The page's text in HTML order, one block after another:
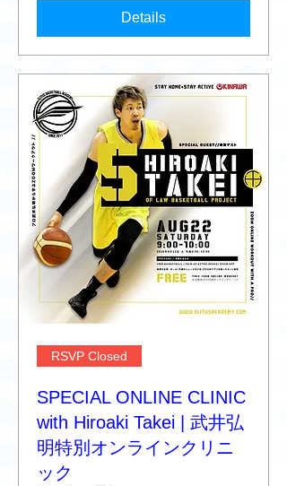
Details
RSVP Closed
SPECIAL ONLINE CLINIC
with Hiroaki Takei | 武井弘
明特別オンラインクリニ
ック